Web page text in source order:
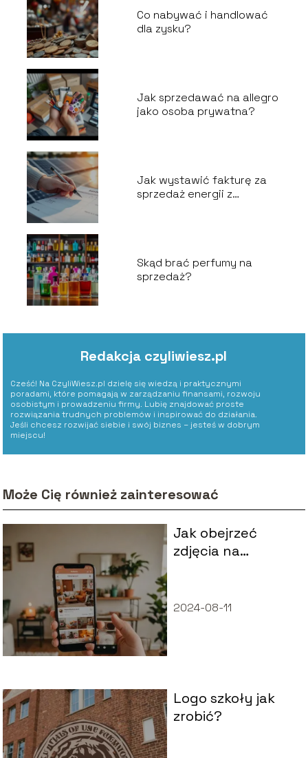
Co nabywać i handlować
dla zysku?
Jak sprzedawać na allegro
jako osoba prywatna?
Jak wystawić fakturę za
sprzedaż energii z
Skąd brać perfumy na
sprzedaż?
Redakcja czyliwiesz.pl
Cześć! Na CzyliWiesz.pl dzielę się wiedzą i praktycznymi
poradami, które pomagają w zarządzaniu finansami, rozwoju
osobistym i prowadzeniu firmy. Lubię znajdować proste
rozwiązania trudnych problemów i inspirować do działania.
Jeśli chcesz rozwijać siebie i swój biznes – jesteś w dobrym
miejscu!
Może Cię również zainteresować
Jak obejrzeć
zdjęcia na
2024-08-11
Logo szkoły jak
zrobić?